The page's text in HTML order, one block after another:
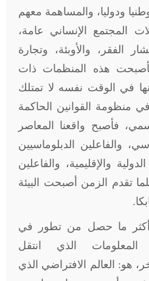
ودوليا، والمساهمة معهم
المجتمع الإنساني عامة،
الفقر، والأوبئة، وتجارة
هذه المنظمات ذات
في الوقت نفسه لا تمتلك
منظومة القوانين الحاكمة
فأصبح واقعنا المعاصر
والفاعلين الدبلوماسيين
والإقليمية، والفاعلين
تقدم الزمن أصبحت البيئة
أكثر ما حصل من تطور في
المعلومات الذي انتقل
هو: العالم الافتراضي الذي